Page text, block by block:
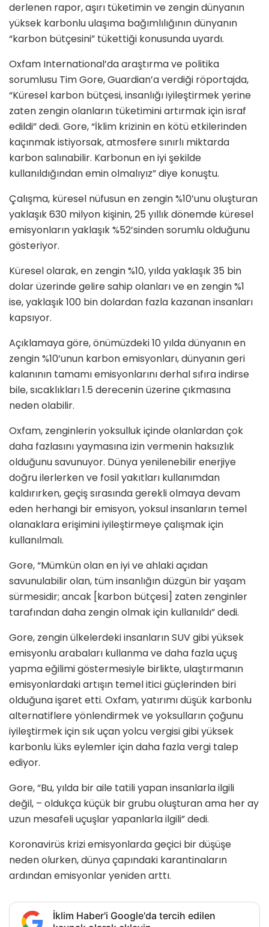
derlenen rapor, aşırı tüketimin ve zengin dünyanın
yüksek karbonlu ulaşıma bağımlılığının dünyanın
“karbon bütçesini” tükettiği konusunda uyardı.
Oxfam International’da araştırma ve politika
sorumlusu Tim Gore, Guardian’a verdiği röportajda,
“Küresel karbon bütçesi, insanlığı iyileştirmek yerine
zaten zengin olanların tüketimini artırmak için israf
edildi” dedi. Gore, “İklim krizinin en kötü etkilerinden
kaçınmak istiyorsak, atmosfere sınırlı miktarda
karbon salınabilir. Karbonun en iyi şekilde
kullanıldığından emin olmalıyız” diye konuştu.
Çalışma, küresel nüfusun en zengin %10’unu oluşturan
yaklaşık 630 milyon kişinin, 25 yıllık dönemde küresel
emisyonların yaklaşık %52’sinden sorumlu olduğunu
gösteriyor.
Küresel olarak, en zengin %10, yılda yaklaşık 35 bin
dolar üzerinde gelire sahip olanları ve en zengin %1
ise, yaklaşık 100 bin dolardan fazla kazanan insanları
kapsıyor.
Açıklamaya göre, önümüzdeki 10 yılda dünyanın en
zengin %10’unun karbon emisyonları, dünyanın geri
kalanının tamamı emisyonlarını derhal sıfıra indirse
bile, sıcaklıkları 1.5 derecenin üzerine çıkmasına
neden olabilir.
Oxfam, zenginlerin yoksulluk içinde olanlardan çok
daha fazlasını yaymasına izin vermenin haksızlık
olduğunu savunuyor. Dünya yenilenebilir enerjiye
doğru ilerlerken ve fosil yakıtları kullanımdan
kaldırırken, geçiş sırasında gerekli olmaya devam
eden herhangi bir emisyon, yoksul insanların temel
olanaklara erişimini iyileştirmeye çalışmak için
kullanılmalı.
Gore, “Mümkün olan en iyi ve ahlaki açıdan
savunulabilir olan, tüm insanlığın düzgün bir yaşam
sürmesidir; ancak [karbon bütçesi] zaten zenginler
tarafından daha zengin olmak için kullanıldı” dedi.
Gore, zengin ülkelerdeki insanların SUV gibi yüksek
emisyonlu arabaları kullanma ve daha fazla uçuş
yapma eğilimi göstermesiyle birlikte, ulaştırmanın
emisyonlardaki artışın temel itici güçlerinden biri
olduğuna işaret etti. Oxfam, yatırımı düşük karbonlu
alternatiflere yönlendirmek ve yoksulların çoğunu
iyileştirmek için sık uçan yolcu vergisi gibi yüksek
karbonlu lüks eylemler için daha fazla vergi talep
ediyor.
Gore, “Bu, yılda bir aile tatili yapan insanlarla ilgili
değil, – oldukça küçük bir grubu oluşturan ama her ay
uzun mesafeli uçuşlar yapanlarla ilgili” dedi.
Koronavirüs krizi emisyonlarda geçici bir düşüşe
neden olurken, dünya çapındaki karantinaların
ardından emisyonlar yeniden arttı.
İklim Haber'i Google'da tercih edilen